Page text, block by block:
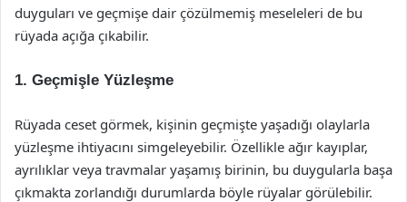
duyguları ve geçmişe dair çözülmemiş meseleleri de bu
rüyada açığa çıkabilir.
1. Geçmişle Yüzleşme
Rüyada ceset görmek, kişinin geçmişte yaşadığı olaylarla
yüzleşme ihtiyacını simgeleyebilir. Özellikle ağır kayıplar,
ayrılıklar veya travmalar yaşamış birinin, bu duygularla başa
çıkmakta zorlandığı durumlarda böyle rüyalar görülebilir.